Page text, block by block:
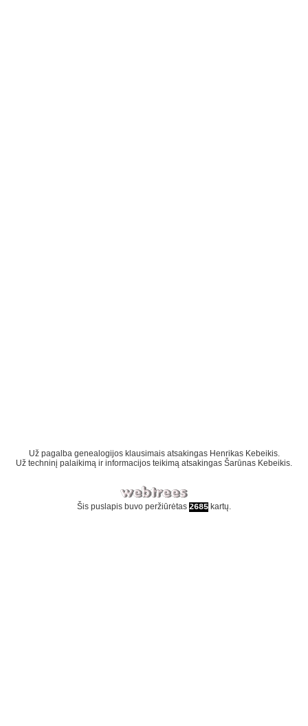
Už pagalba genealogijos klausimais atsakingas Henrikas Kebeikis.
Už techninį palaikimą ir informacijos teikimą atsakingas Šarūnas Kebeikis.
Šis puslapis buvo peržiūrėtas 2685 kartų.